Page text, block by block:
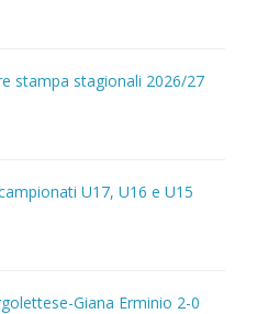
stampa stagionali 2026/27
U17, U16 e U15
Giana Erminio 2-0